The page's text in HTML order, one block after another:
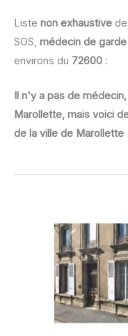
Liste non exhaustive
SOS, médecin de
environs du 72600 :
Il n'y a pas de
Marollette, mais voici
de la ville de Marollette